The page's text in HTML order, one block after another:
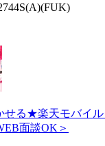
せる★楽天モバイ
面談OK＞